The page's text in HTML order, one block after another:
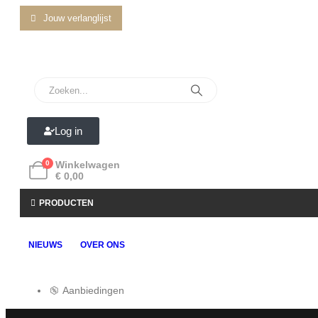
Jouw verlanglijst
Log in
0
Winkelwagen
€ 0,00
PRODUCTEN
NIEUWS OVER ONS
Aanbiedingen